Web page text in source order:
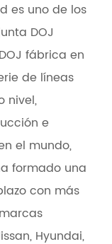
es uno de los
DOJ
fábrica en
de líneas
nivel,
e
el mundo,
formado una
con más
Hyundai,